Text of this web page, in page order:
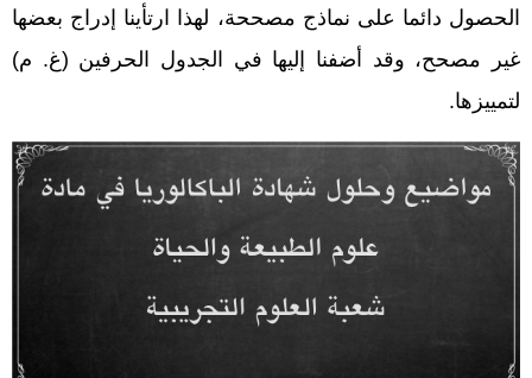
الحصول دائما على نماذج مصححة، لهذا ارتأينا إدراج بعضها
غير مصحح، وقد أضفنا إليها في الجدول الحرفين (غ. م)
لتمييزها.